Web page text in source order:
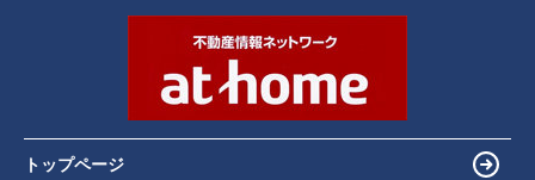
トップページ